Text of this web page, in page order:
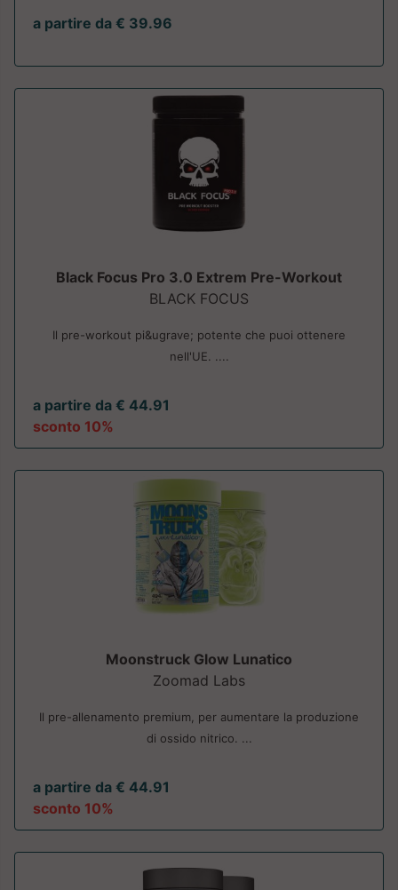
a partire da € 39.96
Black Focus Pro 3.0 Extrem Pre-Workout
BLACK FOCUS
Il pre-workout pi&ugrave; potente che puoi ottenere
nell'UE. ....
a partire da € 44.91
sconto 10%
Moonstruck Glow Lunatico
Zoomad Labs
Il pre-allenamento premium, per aumentare la produzione
di ossido nitrico. ...
a partire da € 44.91
sconto 10%